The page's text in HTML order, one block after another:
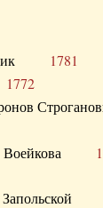
1781
1772
Воейкова
Запольской